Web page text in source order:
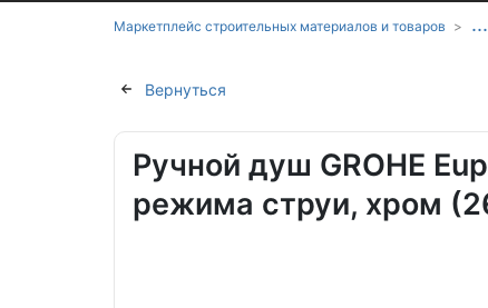
Маркетплейс строительных материалов и товаров ...
Вернуться
Ручной душ GROHE
режима струи, хром